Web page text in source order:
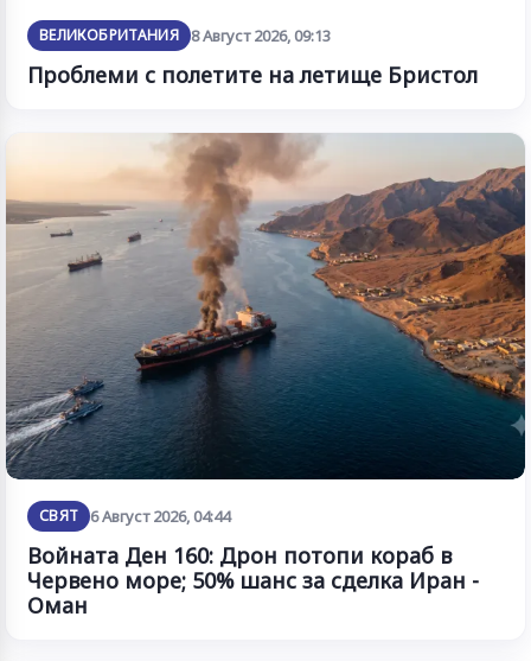
ВЕЛИКОБРИТАНИЯ 8 Август 2026, 09:13
Проблеми с полетите на летище Бристол
СВЯТ 6 Август 2026, 04:44
Войната Ден 160: Дрон потопи кораб в
Червено море; 50% шанс за сделка Иран -
Оман